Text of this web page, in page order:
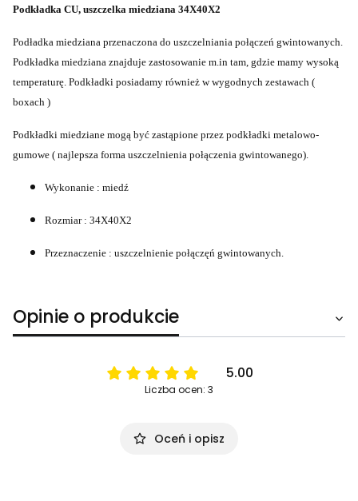
Podkładka CU, uszczelka miedziana 34X40X2
Podładka miedziana przenaczona do uszczelniania połączeń gwintowanych.
Podkładka miedziana znajduje zastosowanie m.in tam, gdzie mamy wysoką
temperaturę. Podkładki posiadamy również w wygodnych zestawach (
boxach )
Podkładki miedziane mogą być zastąpione przez podkładki metalowo-
gumowe ( najlepsza forma uszczelnienia połączenia gwintowanego).
Wykonanie : miedź
Rozmiar : 34X40X2
Przeznaczenie : uszczelnienie połączęń gwintowanych.
Opinie o produkcie
5.00
Liczba ocen: 3
Oceń i opisz